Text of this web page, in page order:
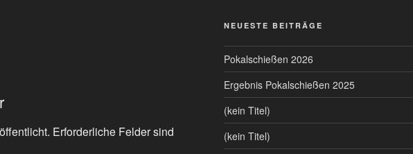
Erforderliche Felder sind
NEUESTE BEITRÄGE
Pokalschießen 2026
Ergebnis Pokalschießen 2025
(kein Titel)
(kein Titel)